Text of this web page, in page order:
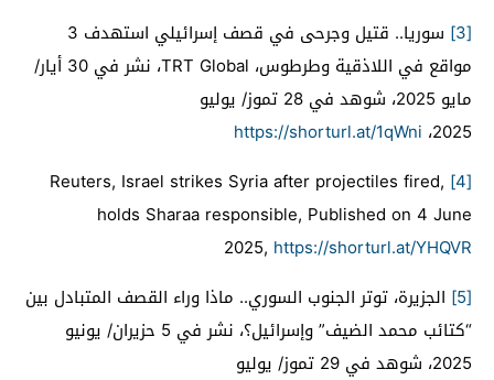
[3]
سوريا.. قتيل وجرحى في قصف إسرائيلي استهدف 3
مواقع في اللاذقية وطرطوس، TRT Global، نشر في 30 أيار/
مايو 2025، شوهد في 28 تموز/ يوليو
2025، https://shorturl.at/1qWni
[4]
Reuters, Israel strikes Syria after projectiles fired,
holds Sharaa responsible, Published on 4 June
2025, https://shorturl.at/YHQVR
[5]
الجزيرة، توتر الجنوب السوري.. ماذا وراء القصف المتبادل بين
“كتائب محمد الضيف” وإسرائيل؟، نشر في 5 حزيران/ يونيو
2025، شوهد في 29 تموز/ يوليو